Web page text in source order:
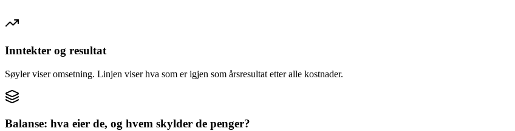
Inntekter og resultat
Søyler viser omsetning. Linjen viser hva som er igjen som årsresultat etter alle kostnader.
Balanse: hva eier de, og hvem skylder de penger?